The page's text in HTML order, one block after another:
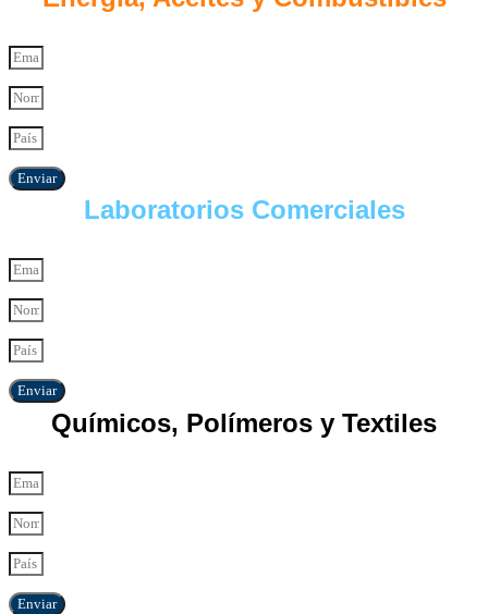
Enviar
Laboratorios Comerciales
Enviar
Químicos, Polímeros y Textiles
Enviar